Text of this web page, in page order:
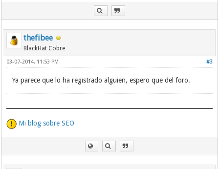
thefibee
BlackHat Cobre
#3
03-07-2014, 11:53 PM
Ya parece que lo ha registrado alguien, espero que del foro.
Mi blog sobre SEO